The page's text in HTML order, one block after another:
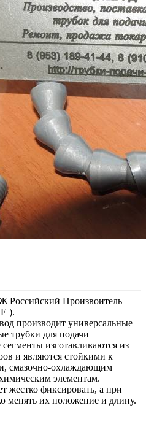
Российский Произвоитель
).
производит универсальные
трубки для подачи
изготавливаются из
и являются стойкими к
смазочно-охлаждающим
элементам.
жестко фиксировать, а при
менять их положение и длину.